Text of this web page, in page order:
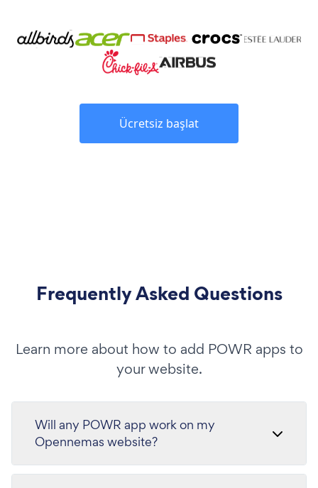
Ücretsiz başlat
Frequently Asked Questions
Learn more about how to add POWR apps to
your website.
Will any POWR app work on my
Opennemas website?